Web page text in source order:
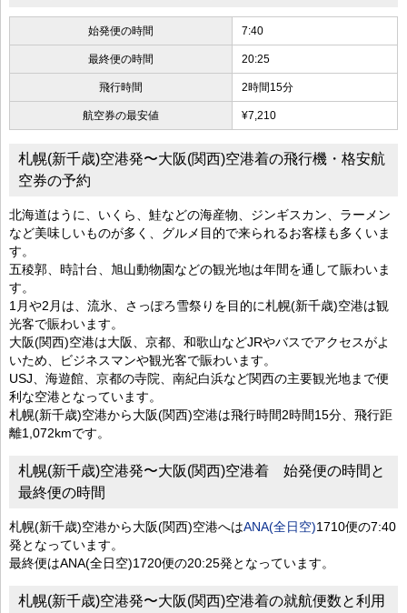
始発便の時間 7:40
最終便の時間 20:25
飛行時間 2時間15分
航空券の最安値 ¥7,210
札幌(新千歳)空港発〜大阪(関西)空港着の飛行機・格安航
空券の予約
北海道はうに、いくら、鮭などの海産物、ジンギスカン、ラーメン
など美味しいものが多く、グルメ目的で来られるお客様も多くいま
す。
五稜郭、時計台、旭山動物園などの観光地は年間を通して賑わいま
す。
1月や2月は、流氷、さっぽろ雪祭りを目的に札幌(新千歳)空港は観
光客で賑わいます。
大阪(関西)空港は大阪、京都、和歌山などJRやバスでアクセスがよ
いため、ビジネスマンや観光客で賑わいます。
USJ、海遊館、京都の寺院、南紀白浜など関西の主要観光地まで便
利な空港となっています。
札幌(新千歳)空港から大阪(関西)空港は飛行時間2時間15分、飛行距
離1,072kmです。
札幌(新千歳)空港発〜大阪(関西)空港着 始発便の時間と
最終便の時間
札幌(新千歳)空港から大阪(関西)空港へはANA(全日空)1710便の7:40
発となっています。
最終便はANA(全日空)1720便の20:25発となっています。
札幌(新千歳)空港発〜大阪(関西)空港着の就航便数と利用